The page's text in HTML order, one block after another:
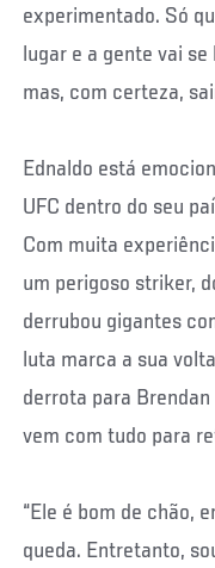
experimentado. Só
lugar e a gente vai
mas, com certeza,
Ednaldo está
UFC dentro do seu
Com muita
um perigoso striker,
derrubou gigantes
luta marca a sua
derrota para
vem com tudo para
“Ele é bom de chão,
queda. Entretanto,